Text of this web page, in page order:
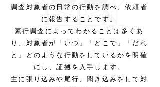
調査対象者の日常の行動を調べ、依頼者
に報告することです。
素行調査によってわかることは多くあ
り、対象者が「いつ」​「どこで」「だれ
と」どのような行動をしているかを明確
にし、証拠を入手します。
主に張り込みや尾行、聞き込みをして対